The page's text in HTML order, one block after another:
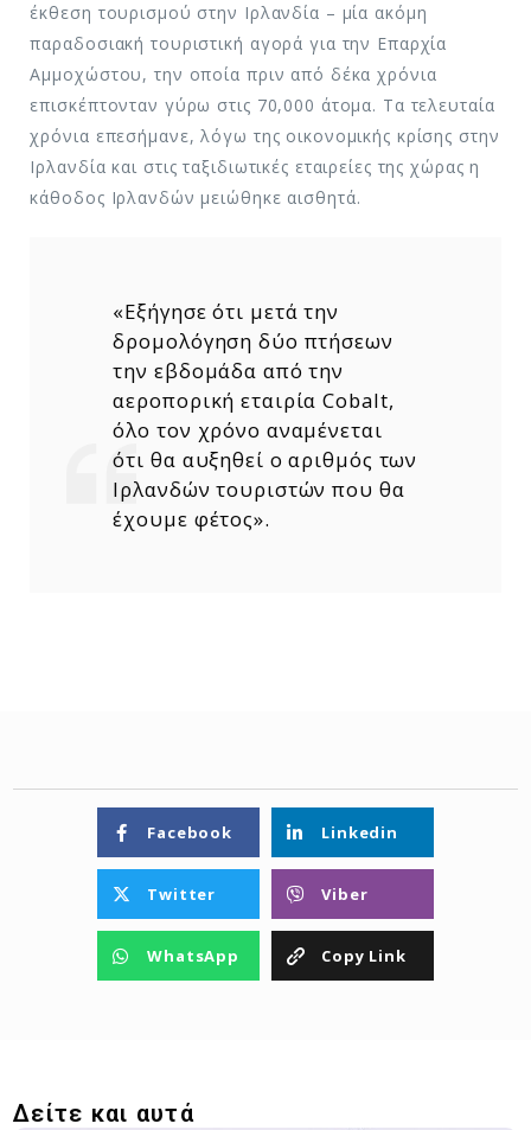
έκθεση τουρισμού στην Ιρλανδία – μία ακόμη
παραδοσιακή τουριστική αγορά για την Επαρχία
Αμμοχώστου, την οποία πριν από δέκα χρόνια
επισκέπτονταν γύρω στις 70,000 άτομα. Τα τελευταία
χρόνια επεσήμανε, λόγω της οικονομικής κρίσης στην
Ιρλανδία και στις ταξιδιωτικές εταιρείες της χώρας η
κάθοδος Ιρλανδών μειώθηκε αισθητά.
«Εξήγησε ότι μετά την
δρομολόγηση δύο πτήσεων
την εβδομάδα από την
αεροπορική εταιρία Cobalt,
όλο τον χρόνο αναμένεται
ότι θα αυξηθεί ο αριθμός των
Ιρλανδών τουριστών που θα
έχουμε φέτος».
Facebook Linkedin
Twitter Viber
WhatsApp Copy Link
Δείτε και αυτά